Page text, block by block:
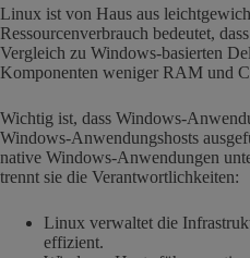
Linux ist von Haus aus
Ressourcenverbrauch bedeutet,
Vergleich zu Windows-basierten
Komponenten weniger RAM und
Wichtig ist, dass Windows-
Windows-Anwendungshosts
native Windows-Anwendungen
trennt sie die Verantwortlichkeiten:
Linux verwaltet die
effizient.